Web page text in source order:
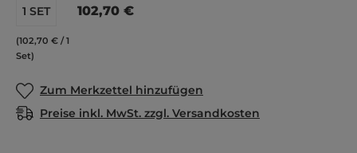
1 SET
(102,70 € / 1
Set)
102,70 €
Zum Merkzettel hinzufügen
Preise inkl. MwSt. zzgl. Versandkosten